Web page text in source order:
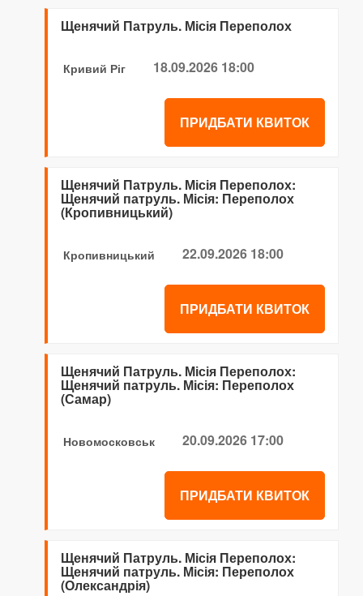
Щенячий Патруль. Місія Переполох
Кривий Ріг 18.09.2026 18:00
ПРИДБАТИ КВИТОК
Щенячий Патруль. Місія Переполох:
Щенячий патруль. Місія: Переполох
(Кропивницький)
Кропивницький 22.09.2026 18:00
ПРИДБАТИ КВИТОК
Щенячий Патруль. Місія Переполох:
Щенячий патруль. Місія: Переполох
(Самар)
Новомосковськ 20.09.2026 17:00
ПРИДБАТИ КВИТОК
Щенячий Патруль. Місія Переполох:
Щенячий патруль. Місія: Переполох
(Олександрія)